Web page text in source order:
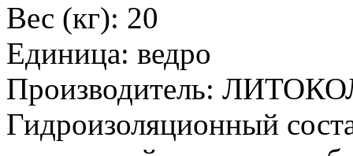
Вес (кг): 20
Единица: ведро
Производитель:
Гидроизоляционный